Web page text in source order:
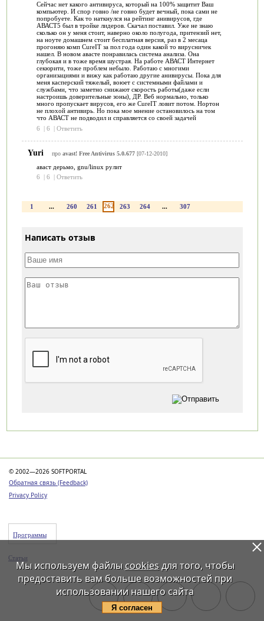
Сейчас нет какого антивируса, который на 100% защитит Ваш
компьютер. И спор говно /не говно будет вечный, пока сами не
попробуете. Как то наткнулся на рейтинг анивирусов, где
АВАСТ5 был в тройке лидеров. Скачал поставил. Уже не знаю
сколько он у меня стоит, наверно около полугода, притензий нет,
на ноуте домашнем стоит бесплатная версия, раз в 2 месаца
прогоняю комп CureIT за пол года один какой то вирусничек
нашел. В новом авасте понравилась система анализа. Она
глубокая и в тоже время шустрая. На работе АВАСТ Интернет
секюрити, тоже проблем небыло. Работаю с многими
организациями и вижу как работаю другие анивирусы. Пока для
меня касперский тяжелый, воюет с системными файлами и
службами, что заметно снижают скорость работы(даже если
настроишь доверительные зоны), ДР. Веб нормально, только
много пропускает вирусов, его же CureIT ловит потом. Нортон
не плохой антивирь. Но пока мое мнение остановилось на том
что АВАСТ не подводил и справляется со своей задачей
6
| 6 | Ответить
Yuri про avast! Free Antivirus 5.0.677[07-12-2010]
аваст дерьмо, gnu/linux рулит
6
| 6 | Ответить
1 ... 260 261 262 263 264 ... 307
Написать отзыв
© 2002—2026 SOFTPORTAL
Обратная связь (Feedback)
Privacy Policy
Программы
Статьи
Мы используем файлы cookiesдля того, чтобы
предоставить вам больше возможностей при
использовании нашего сайта